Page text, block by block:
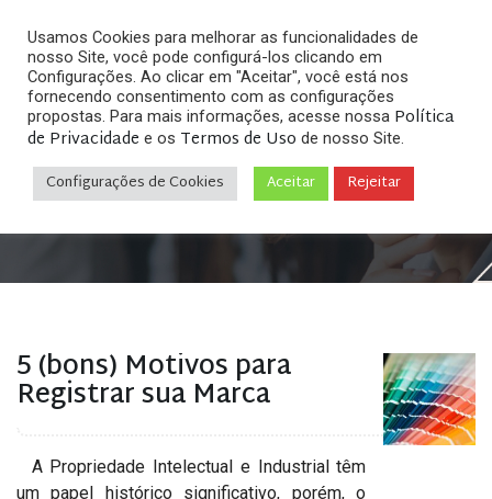
Arquivos
Home»Posts tagged "motivos para registrar marca"
5 (bons) Motivos para
Registrar sua Marca
A Propriedade Intelectual e Industrial têm
um papel histórico significativo, porém, o
Usamos Cookies para melhorar as funcionalidades de
nosso Site, você pode configurá-los clicando em
Configurações. Ao clicar em "Aceitar", você está nos
fornecendo consentimento com as configurações
propostas. Para mais informações, acesse nossa Política
de Privacidade e os Termos de Uso de nosso Site.
Configurações de Cookies Aceitar Rejeitar